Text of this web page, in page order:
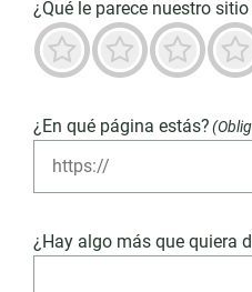
¿Qué le parece nuestro sitio
Neutro
No es bueno
Terrible
¿En qué página estás?
¿Hay algo más que quiera